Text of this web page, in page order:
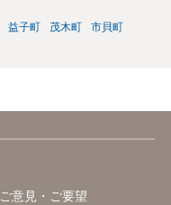
益子町 茂木町
市貝町
ご意見・ご要望